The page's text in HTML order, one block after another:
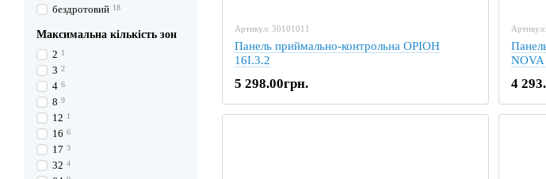
Артикул: 30101011
Панель приймально-контрольна ОРІОН
16I.3.2
5 298.00грн.
NOVA
4
бездротовий 18
Максимальна кількість зон
2 1
3 2
4 6
8 9
12 1
16 6
17 3
32 4